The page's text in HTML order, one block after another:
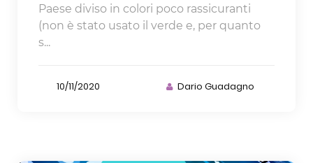
Paese diviso in colori poco rassicuranti
(non è stato usato il verde e, per quanto
s...
10/11/2020 Dario Guadagno